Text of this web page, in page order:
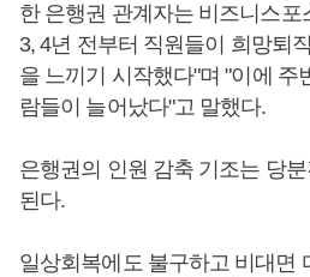
한 은행권 관계자는 비즈니스포
3, 4년 전부터 직원들이 희망퇴
을 느끼기 시작했다"며 "이에 주
람들이 늘어났다"고 말했다.
은행권의 인원 감축 기조는 당
된다.
일상회복에도 불구하고 비대면